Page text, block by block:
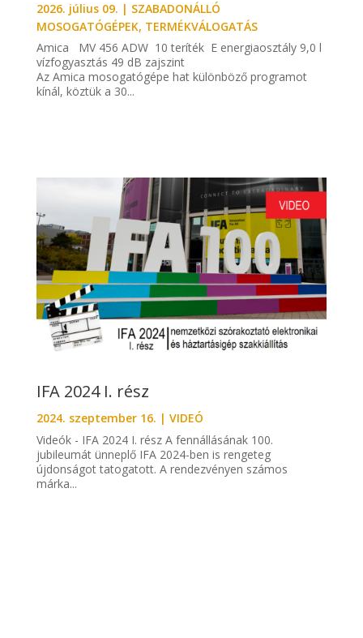
2026. július 09. | SZABADONÁLLÓ
MOSOGATÓGÉPEK, TERMÉKVÁLOGATÁS
Amica MV 456 ADW 10 teríték E energiaosztály 9,0 l
vízfogyasztás 49 dB zajszint
Az Amica mosogatógépe hat különböző programot
kínál, köztük a 30...
IFA 2024 I. rész
2024. szeptember 16. | VIDEÓ
Videók - IFA 2024 I. rész A fennállásának 100.
jubileumát ünneplő IFA 2024-ben is rengeteg
újdonságot tatogatott. A rendezvényen számos
márka...